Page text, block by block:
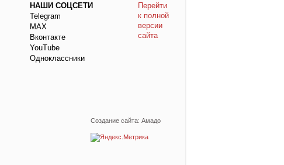
НАШИ СОЦСЕТИ
Telegram
МАХ
Вконтакте
YouTube
Одноклассники
Перейти
к полной
версии
сайта
Создание сайта: Амадо